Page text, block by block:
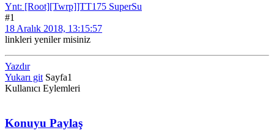
Ynt: [Root][Twrp]]TT175 SuperSu
#1
18 Aralık 2018, 13:15:57
linkleri yeniler misiniz
Yazdır
Yukarı git Sayfa1
Kullanıcı Eylemleri
Konuyu Paylaş